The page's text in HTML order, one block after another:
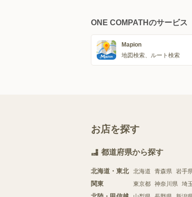
ONE COMPATHのサービス
Mapion
地図検索、ルート検索
お店を探す
都道府県から探す
北海道・東北 北海道 青森県 岩手
関東 東京都 神奈川県 埼